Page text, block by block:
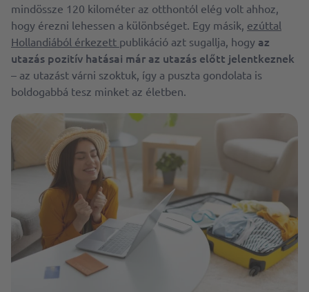
mindössze 120 kilométer az otthontól elég volt ahhoz,
hogy érezni lehessen a különbséget. Egy másik, ezúttal
Hollandiából érkezett publikáció azt sugallja, hogy az
utazás pozitív hatásai már az utazás előtt jelentkeznek
– az utazást várni szoktuk, így a puszta gondolata is
boldogabbá tesz minket az életben.